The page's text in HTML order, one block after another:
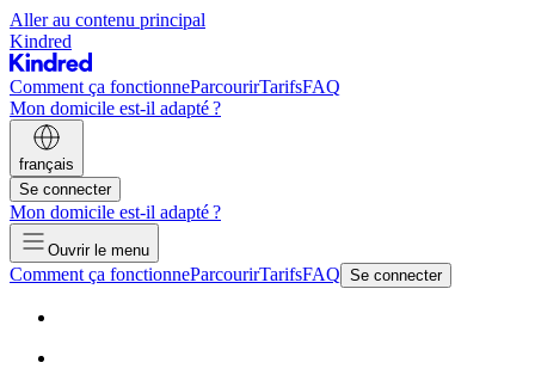
Aller au contenu principal
Kindred
Comment ça fonctionneParcourirTarifsFAQ
Mon domicile est-il adapté ?
français
Se connecter
Mon domicile est-il adapté ?
Ouvrir le menu
Comment ça fonctionneParcourirTarifsFAQ Se connecter